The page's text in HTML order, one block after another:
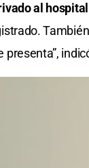
al
presenta”,